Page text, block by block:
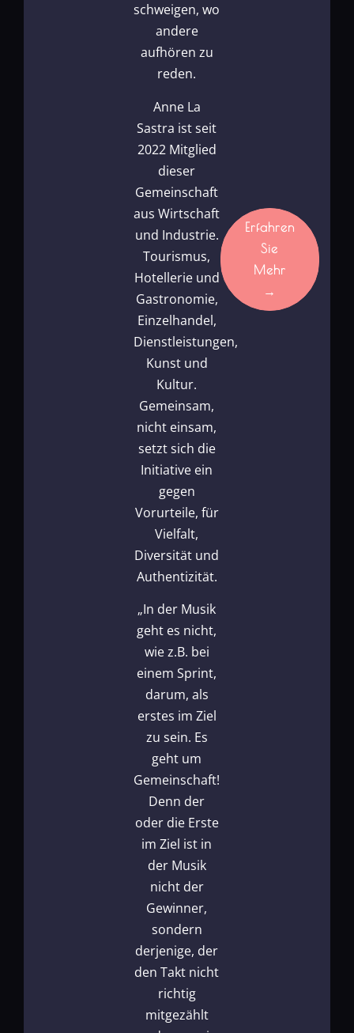
schweigen, wo
andere
aufhören zu
reden.
Anne La
Sastra ist seit
2022 Mitglied
dieser
Gemeinschaft
aus Wirtschaft
und Industrie.
Tourismus,
Hotellerie und
Gastronomie,
Einzelhandel,
Dienstleistungen,
Kunst und
Kultur.
Gemeinsam,
nicht einsam,
setzt sich die
Initiative ein
gegen
Vorurteile, für
Vielfalt,
Diversität und
Authentizität.
„In der Musik
geht es nicht,
wie z.B. bei
einem Sprint,
darum, als
erstes im Ziel
zu sein. Es
geht um
Gemeinschaft!
Denn der
oder die Erste
im Ziel ist in
der Musik
nicht der
Gewinner,
sondern
derjenige, der
den Takt nicht
richtig
mitgezählt
Erfahren
Sie
Mehr
→